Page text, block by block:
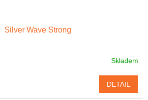
Silver Wave Strong
Skladem
DETAIL